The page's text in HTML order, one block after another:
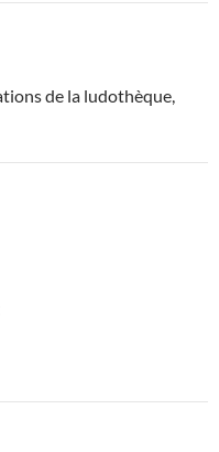
de la ludothèque,